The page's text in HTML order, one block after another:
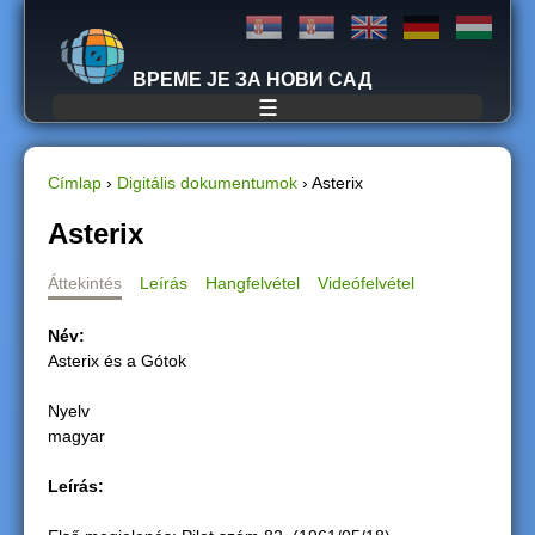
Jump to navigation
ВРЕМЕ ЈЕ ЗА НОВИ САД
☰
J
e
e
n
Címlap › Digitális dokumentumok › Asterix
Asterix
Áttekintés Leírás Hangfelvétel Videófelvétel
Név:
Asterix és a Gótok
Nyelv
magyar
Leírás: